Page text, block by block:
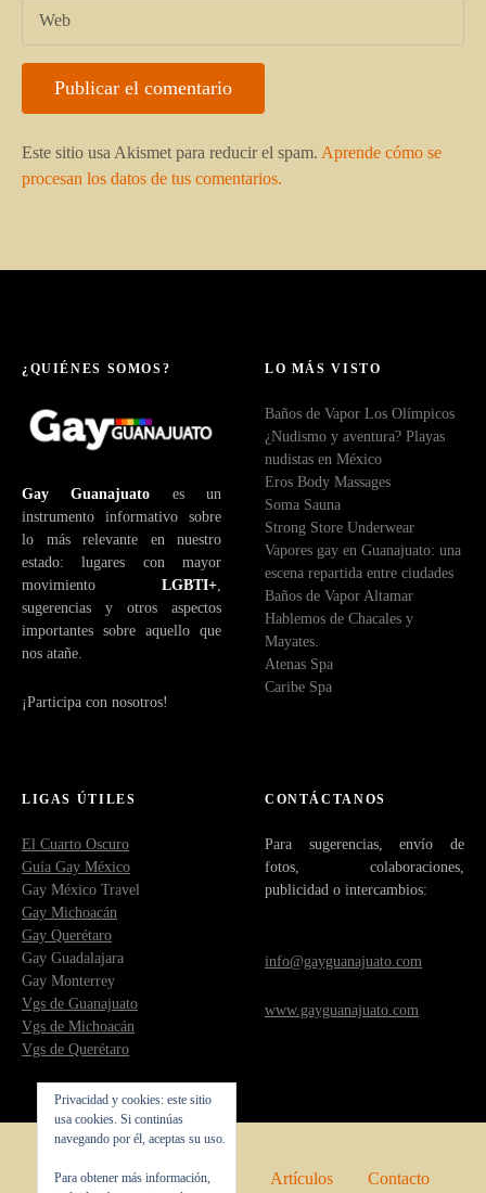
Web
Este sitio usa Akismet para reducir el spam. Aprende cómo se
procesan los datos de tus comentarios.
¿QUIÉNES SOMOS?
Gay Guanajuato es un
instrumento informativo sobre
lo más relevante en nuestro
estado: lugares con mayor
movimiento LGBTI+
sugerencias y otros aspectos
importantes sobre aquello que
nos atañe.
¡Participa con nosotros!
LO MÁS VISTO
Baños de Vapor Los Olímpicos
¿Nudismo y aventura? Playas
nudistas en México
Eros Body Massages
Soma Sauna
Strong Store Underwear
Vapores gay en Guanajuato: una
escena repartida entre ciudades
Baños de Vapor Altamar
Hablemos de Chacales y
Mayates.
Atenas Spa
Caribe Spa
LIGAS ÚTILES
El Cuarto Oscuro
Guía Gay México
Gay México Travel
Gay Michoacán
Gay Querétaro
Gay Guadalajara
Gay Monterrey
Vgs de Guanajuato
Vgs de Michoacán
Vgs de Querétaro
CONTÁCTANOS
Para sugerencias, envío de
fotos, colaboraciones,
publicidad o intercambios:
info@gayguanajuato.com
www.gayguanajuato.com
Privacidad y cookies: este sitio
usa cookies. Si continúas
navegando por él, aceptas su uso.
Para obtener más información,
Inicio Quienes somos Artículos Contacto